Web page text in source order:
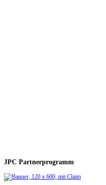
JPC Partnerprogramm